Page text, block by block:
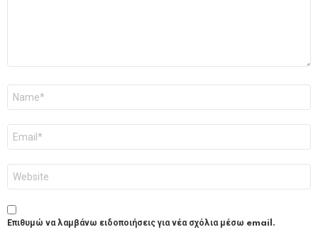
Επιθυμώ να λαμβάνω ειδοποιήσεις για νέα σχόλια μέσω email.